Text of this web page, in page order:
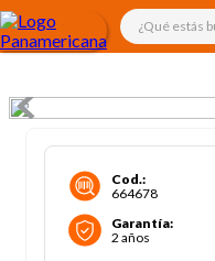
¿Qué estás
Cod.:
664678
Garantía:
2 años